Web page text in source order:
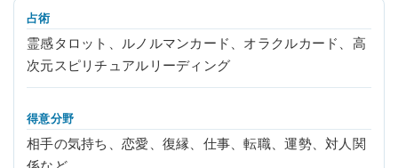
占術
霊感タロット、ルノルマンカード、オラクルカード、高
次元スピリチュアルリーディング
得意分野
相手の気持ち、恋愛、復縁、仕事、転職、運勢、対人関